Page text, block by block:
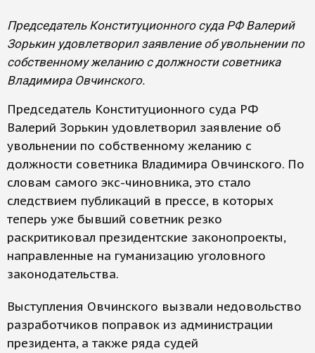
Председатель Конституционного суда РФ Валерий
Зорькин удовлетворил заявление об увольнении по
собственному желанию с должности советника
Владимира Овчинского.
Председатель Конституционного суда РФ
Валерий Зорькин удовлетворил заявление об
увольнении по собственному желанию с
должности советника Владимира Овчинского. По
словам самого экс-чиновника, это стало
следствием публикаций в прессе, в которых
теперь уже бывший советник резко
раскритиковал президентские законопроекты,
направленные на гуманизацию уголовного
законодательства.
Выступления Овчинского вызвали недовольство
разработчиков поправок из администрации
президента, а также ряда судей